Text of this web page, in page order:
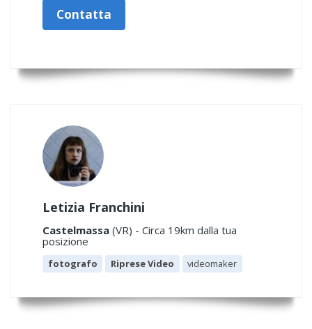
Contatta
Letizia Franchini
Castelmassa (VR) - Circa 19km dalla tua
posizione
fotografo Riprese Video videomaker